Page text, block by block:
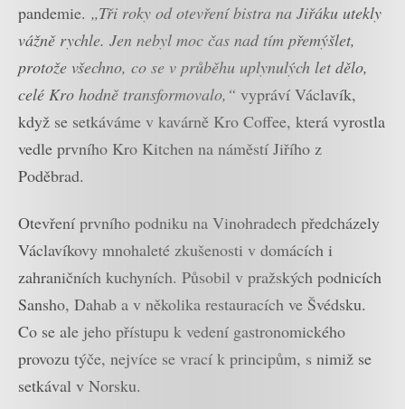
pandemie. „Tři roky od otevření bistra na Jiřáku utekly
vážně rychle. Jen nebyl moc čas nad tím přemýšlet,
protože všechno, co se v průběhu uplynulých let dělo,
celé Kro hodně transformovalo,“ vypráví Václavík,
když se setkáváme v kavárně Kro Coffee, která vyrostla
vedle prvního Kro Kitchen na náměstí Jiřího z
Poděbrad.
Otevření prvního podniku na Vinohradech předcházely
Václavíkovy mnohaleté zkušenosti v domácích i
zahraničních kuchyních. Působil v pražských podnicích
Sansho, Dahab a v několika restauracích ve Švédsku.
Co se ale jeho přístupu k vedení gastronomického
provozu týče, nejvíce se vrací k principům, s nimiž se
setkával v Norsku.